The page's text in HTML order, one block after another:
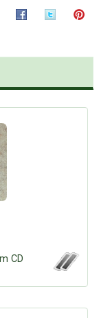
Facebook
Tauschbu↔de
Tauschbons
Kategorien
Neue Artikel
CD